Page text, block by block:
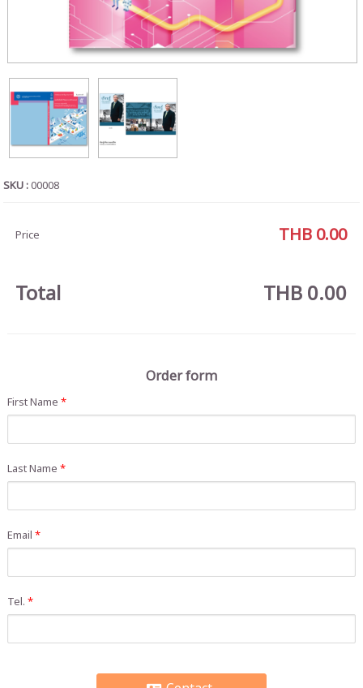
SKU :00008
Price THB 0.00
Total THB 0.00
Order form
First Name*
Last Name*
Email*
Tel.*